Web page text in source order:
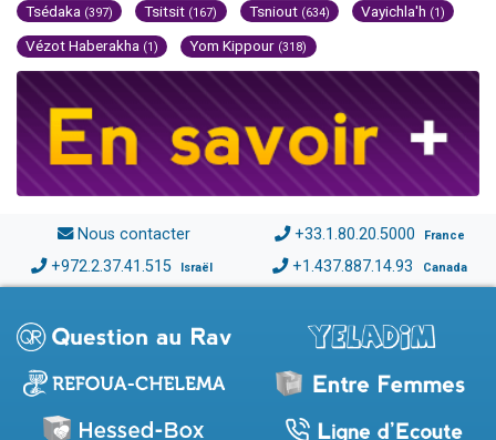
Tsédaka (397) Tsitsit (167) Tsniout (634) Vayichla'h (1)
Vézot Haberakha (1) Yom Kippour (318)
Nous contacter +33.1.80.20.5000 France
+972.2.37.41.515 Israël +1.437.887.14.93 Canada